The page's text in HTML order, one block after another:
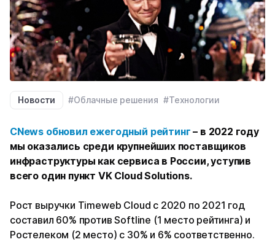
Новости #Облачные решения #Технологии
CNews обновил ежегодный рейтинг – в 2022 году
мы оказались среди крупнейших поставщиков
инфраструктуры как сервиса в России, уступив
всего один пункт VK Cloud Solutions.
Рост выручки Timeweb Cloud с 2020 по 2021 год
составил 60% против Softline (1 место рейтинга) и
Ростелеком (2 место) с 30% и 6% соответственно.